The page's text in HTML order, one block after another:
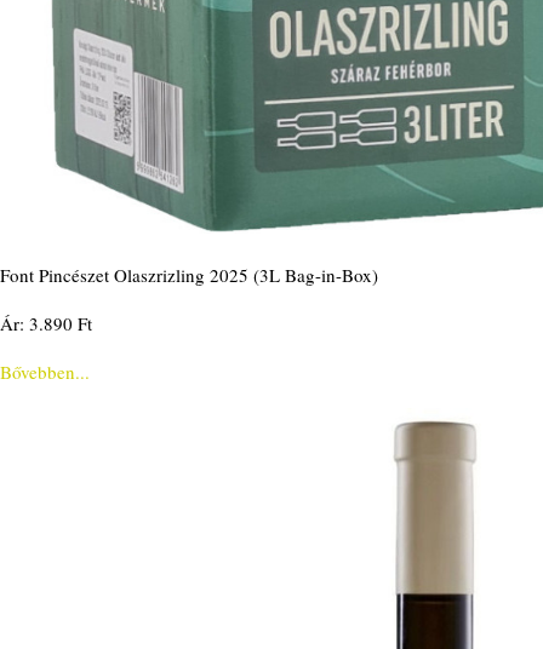
Font Pincészet Olaszrizling 2025 (3L Bag-in-Box)
Ár: 3.890 Ft
Bővebben...